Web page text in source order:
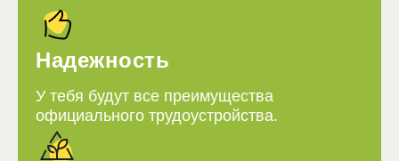
Надежность
У тебя будут все преимущества
официального трудоустройства.